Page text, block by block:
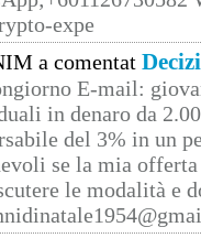
expe
a comentat
E-mail:
in denaro da
del 3% in un
se la mia
le modalità e